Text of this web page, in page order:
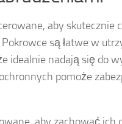
aby skutecznie
są łatwe w
idealnie nadają się do
pomoże